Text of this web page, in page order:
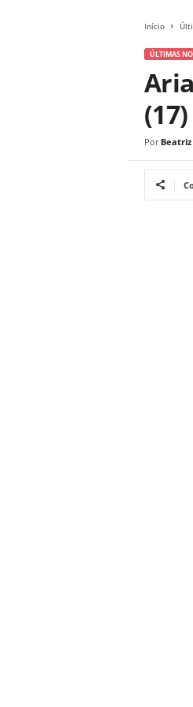
Início
ÚLTIMAS
(17)
Por Beatriz